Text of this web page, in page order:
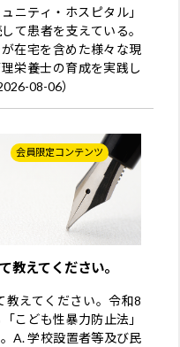
ニティ・ホスピタル」
て患者を支えている。
在宅を含めた様々な現
栄養士の育成を実践し
08-06）
会員限定コンテンツ
教えてください。
教えてください。令和8
こども性暴力防止法」
A. 学校設置者等及び民